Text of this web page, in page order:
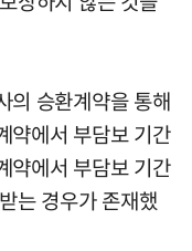
의 승환계약을 통해
약에서 부담보 기간
약에서 부담보 기간
는 경우가 존재했